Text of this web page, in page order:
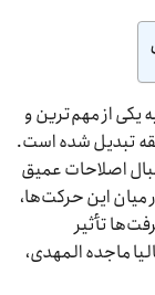
یکی از مهم‌ترین و
تبدیل شده است.
اصلاحات عمیق
میان این حرکت‌ها،
تأثیر
ماجده المهدی،